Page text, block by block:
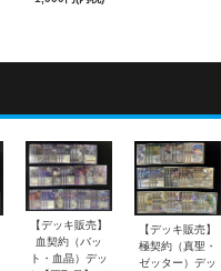
【デッキ販売】
血契約（バッ
ト・血晶）デッ
【デッキ販売】
極契約（真聖・
ゼッター）デッ